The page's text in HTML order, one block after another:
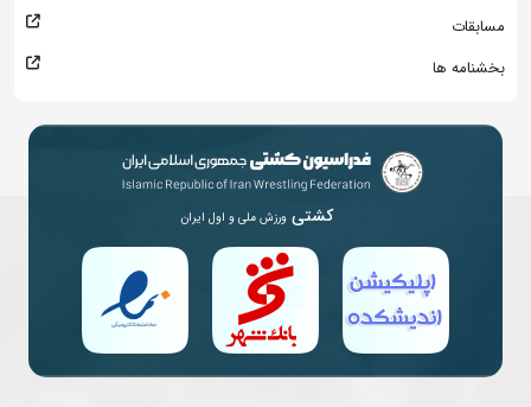
مسابقات
بخشنامه ها
کشتی ورزش ملی و اول ایران